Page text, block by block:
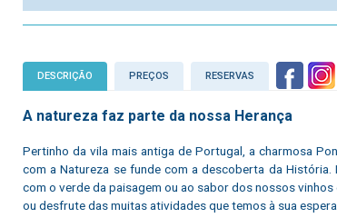
DESCRIÇÃO PREÇOS RESERVAS
A natureza faz parte da nossa Herança
Pertinho da vila mais antiga de Portugal, a charmosa
com a Natureza se funde com a descoberta da
com o verde da paisagem ou ao sabor dos nossos
ou desfrute das muitas atividades que temos à sua